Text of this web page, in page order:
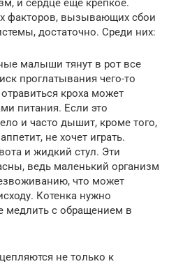
и сердце еще крепкое.
факторов, вызывающих сбои
достаточно. Среди них:
малыши тянут в рот все
проглатывания чего-то
кроха может
питания. Если это
и часто дышит, кроме того,
не хочет играть.
и жидкий стул. Эти
ведь маленький организм
что может
Котенка нужно
медлить с обращением в
не только к